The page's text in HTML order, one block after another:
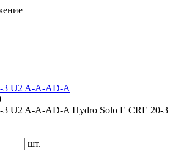
3 U2 A-A-AD-A
3 U2 A-A-AD-A Hydro Solo E CRE 20-3
шт.